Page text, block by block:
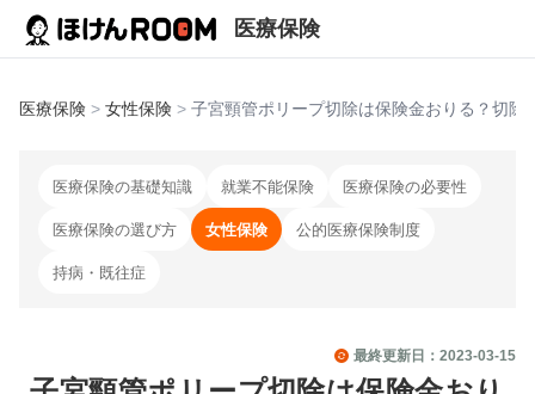
医療保険
医療保険 > 女性保険 > 子宮頸管ポリープ切除は保険金おりる？切
医療保険の基礎知識 就業不能保険 医療保険の必要性
医療保険の選び方 女性保険 公的医療保険制度
持病・既往症
最終更新日： 2023-03-15